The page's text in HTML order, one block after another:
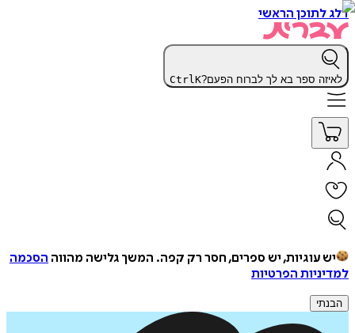
דלג לתוכן הראשי
לאיזה ספר בא לך לברוח הפעם? CtrlK
יש עוגיות, יש ספרים, חסר רק קפה. המשך גלישה מהווה הסכמה
למדיניות הפרטיות
הבנתי